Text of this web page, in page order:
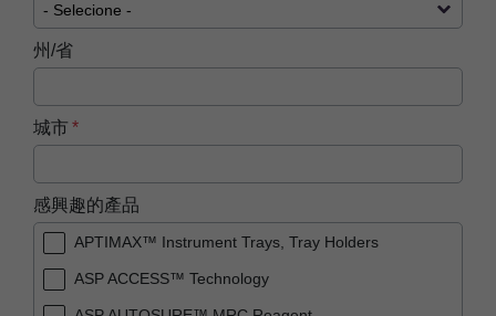
州/省
城市
感興趣的產品
APTIMAX™ Instrument Trays, Tray Holders
ASP ACCESS™ Technology